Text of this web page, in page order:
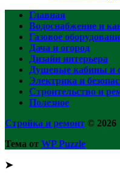
Главная
Водоснабжение и
Газовое
Дача и огород
Дизайн интерьера
Душевые кабины и
Электрика и
Строительство и
Полезное
Стройка и ремонт © 2026
Тема от WP Puzzle
➤